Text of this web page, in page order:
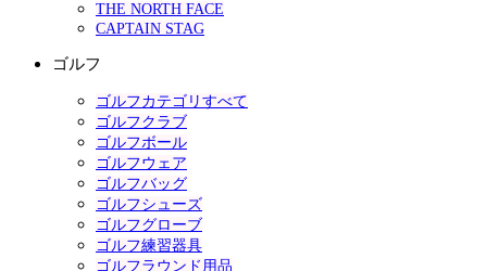
THE NORTH FACE
CAPTAIN STAG
ゴルフ
ゴルフカテゴリすべて
ゴルフクラブ
ゴルフボール
ゴルフウェア
ゴルフバッグ
ゴルフシューズ
ゴルフグローブ
ゴルフ練習器具
ゴルフラウンド用品